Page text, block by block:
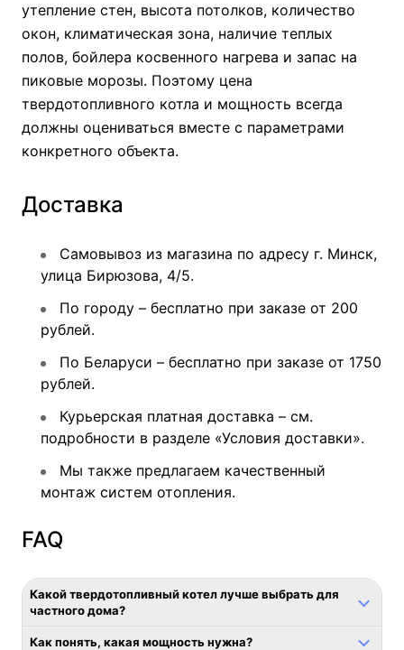
утепление стен, высота потолков, количество
окон, климатическая зона, наличие теплых
полов, бойлера косвенного нагрева и запас на
пиковые морозы. Поэтому цена
твердотопливного котла и мощность всегда
должны оцениваться вместе с параметрами
конкретного объекта.
Доставка
Самовывоз из магазина по адресу г. Минск,
улица Бирюзова, 4/5.
По городу – бесплатно при заказе от 200
рублей.
По Беларуси – бесплатно при заказе от 1750
рублей.
Курьерская платная доставка – см.
подробности в разделе «Условия доставки».
Мы также предлагаем качественный
монтаж систем отопления.
FAQ
Какой твердотопливный котел лучше выбрать для
частного дома?
Как понять, какая мощность нужна?